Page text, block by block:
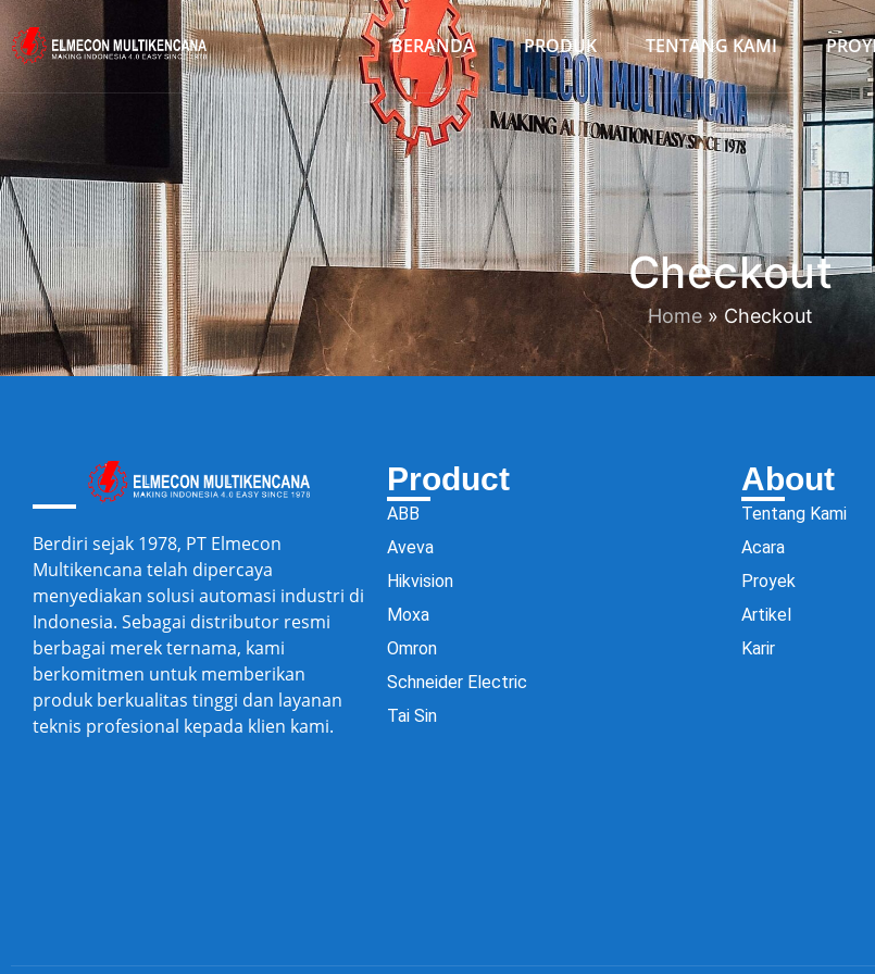
BERANDA PRODUK TENTANG KAMI
Checkout
Home » Checkout
Berdiri sejak 1978, PT Elmecon
Multikencana telah dipercaya
menyediakan solusi automasi industri di
Indonesia. Sebagai distributor resmi
berbagai merek ternama, kami
berkomitmen untuk memberikan
produk berkualitas tinggi dan layanan
teknis profesional kepada klien kami.
Product
ABB
Aveva
Hikvision
Moxa
Omron
Schneider Electric
Tai Sin
About
Tentang Kami
Acara
Proyek
Artikel
Karir